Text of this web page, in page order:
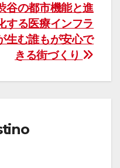
谷の都市機能と進
する医療インフラ
生む誰もが安心で
きる街づくり